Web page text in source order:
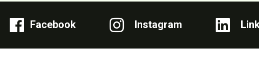
Facebook Instagram